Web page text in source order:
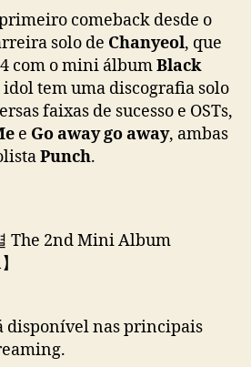
c
o
o
v
o
á
comeback desde o
solo de Chanyeol, que
com o mini álbumBlack
tem uma discografia solo
faixas de sucesso e OSTs,
e Go away go away, ambas
Punch.
The 2nd Mini Album
#CHANYEOL#찬열
disponível nas principais